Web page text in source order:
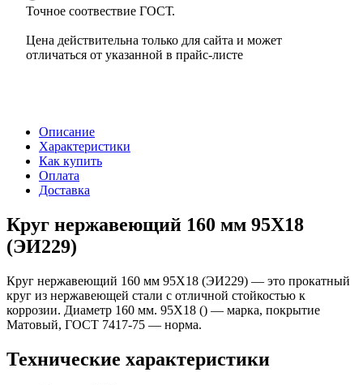
Точное соотвествие ГОСТ.
Цена действительна только для сайта и может
отличаться от указанной в прайс-листе
Описание
Характеристики
Как купить
Оплата
Доставка
Круг нержавеющий 160 мм 95Х18
(ЭИ229)
Круг нержавеющий 160 мм 95Х18 (ЭИ229) — это прокатный
круг из нержавеющей стали с отличной стойкостью к
коррозии. Диаметр 160 мм. 95Х18 () — марка, покрытие
Матовый, ГОСТ 7417-75 — норма.
Технические характеристики